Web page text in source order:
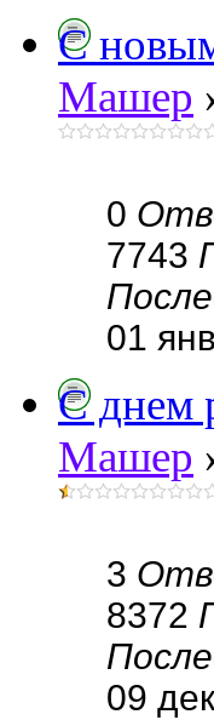
С
Машер
0
7743
01
С днем
Машер
3
8372
09